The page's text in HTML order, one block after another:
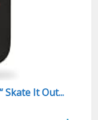
It Out...